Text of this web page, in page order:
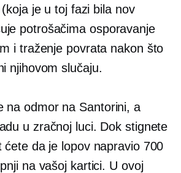
je u toj fazi bila nov
potrošačima osporavanje
i traženje povrata nakon što
njihovom slučaju.
na odmor na Santorini, a
u zračnoj luci. Dok stignete
ćete da je lopov napravio 700
na vašoj kartici. U ovoj